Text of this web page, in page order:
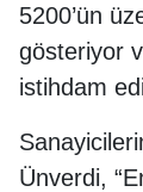
5200’ün
gösteriyor
istihdam
Ünverdi,